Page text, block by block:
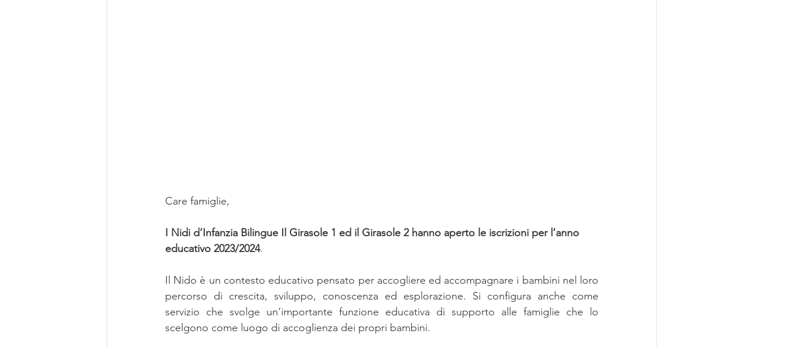
Care famiglie,
I Nidi d’Infanzia Bilingue Il Girasole 1 ed il Girasole 2 hanno aperto le iscrizioni per l’anno
educativo 2023/2024.
Il Nido è un contesto educativo pensato per accogliere ed accompagnare i bambini nel loro
percorso di crescita, sviluppo, conoscenza ed esplorazione. Si configura anche come
servizio che svolge un’importante funzione educativa di supporto alle famiglie che lo
scelgono come luogo di accoglienza dei propri bambini.